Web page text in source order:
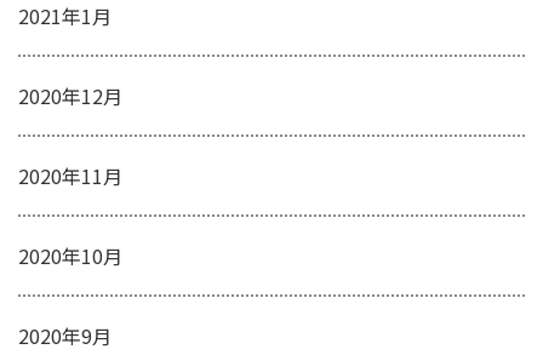
2021年1月
2020年12月
2020年11月
2020年10月
2020年9月